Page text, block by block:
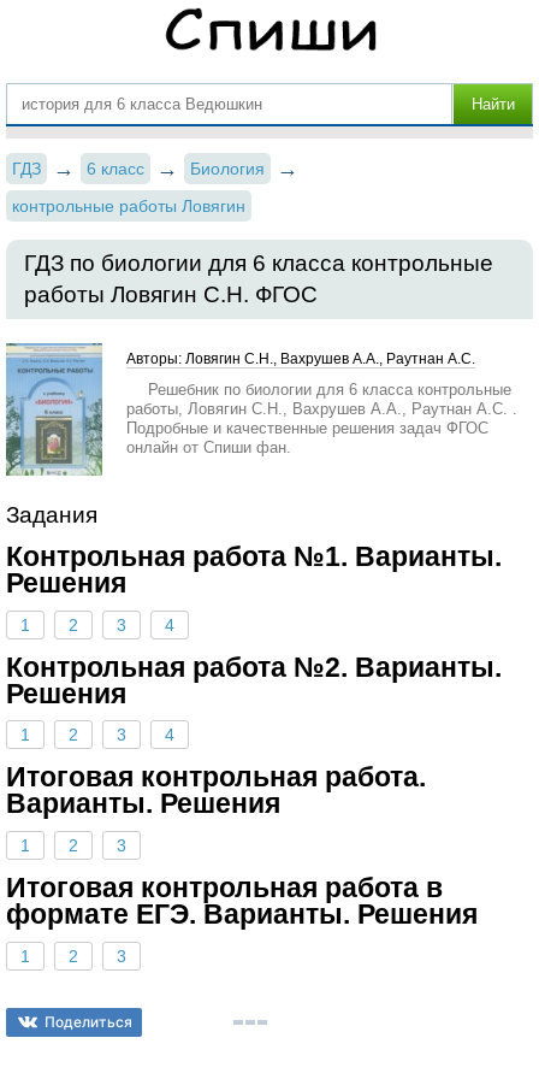
ГДЗ 6 класс
Биология
контрольные работы Ловягин
ГДЗ по биологии для 6 класса контрольные
работы Ловягин С.Н. ФГОС
Авторы: Ловягин С.Н., Вахрушев А.А., Раутнан А.С.
Решебник по биологии для 6 класса контрольные
работы, Ловягин С.Н., Вахрушев А.А., Раутнан А.С. .
Подробные и качественные решения задач ФГОС
онлайн от Спиши фан.
Задания
Контрольная работа №1. Варианты.
Решения
1 2 3 4
Контрольная работа №2. Варианты.
Решения
1 2 3 4
Итоговая контрольная работа.
Варианты. Решения
1 2 3
Итоговая контрольная работа в
формате ЕГЭ. Варианты. Решения
1 2 3
Поделиться